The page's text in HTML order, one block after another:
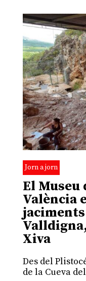
Jorn a jorn
El
València
jaciments
Xiva
Des del
de la Cueva